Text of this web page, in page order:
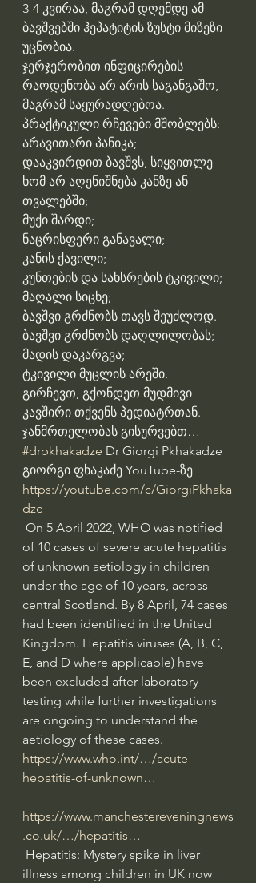
3-4 კვირაა, მაგრამ დღემდე ამ
ბავშვებში ჰეპატიტის ზუსტი მიზეზი
უცნობია.
ჯერჯერობით ინფიცირების
რაოდენობა არ არის საგანგაშო,
მაგრამ საყურადღებოა.
პრაქტიკული რჩევები მშობლებს:
არავითარი პანიკა;
დააკვირდით ბავშვს, სიყვითლე
ხომ არ აღენიშნება კანზე ან
თვალებში;
მუქი შარდი;
ნაცრისფერი განავალი;
კანის ქავილი;
კუნთების და სახსრების ტკივილი;
მაღალი სიცხე;
ბავშვი გრძნობს თავს შეუძლოდ.
ბავშვი გრძნობს დაღლილობას;
მადის დაკარგვა;
ტკივილი მუცლის არეში.
გირჩევთ, გქონდეთ მუდმივი
კავშირი თქვენს პედიატრთან.
ჯანმრთელობას გისურვებთ…
#drpkhakadze Dr Giorgi Pkhakadze
გიორგი ფხაკაძე YouTube-ზე
https://youtube.com/c/GiorgiPkhaka
dze
of 10 cases of severe acute hepatitis
of unknown aetiology in children
under the age of 10 years, across
central Scotland. By 8 April, 74 cases
had been identified in the United
Kingdom. Hepatitis viruses (A, B, C,
E, and D where applicable) have
been excluded after laboratory
testing while further investigations
are ongoing to understand the
aetiology of these cases.
https://www.who.int/…/acute-
hepatitis-of-unknown…
https://www.manchestereveningnews
.co.uk/…/hepatitis…
illness among children in UK now